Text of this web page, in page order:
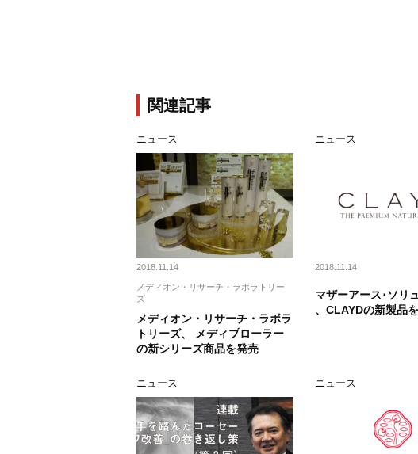
関連記事
ニュース
2018.11.14
メディオン・リサーチ・ラボラトリー
ズ
メディオン・リサーチ・ラボラ
トリーズ、 メディプローラー
の新シリーズ商品を発売
ニュース
2018.11.14
マザーアース･ソリ
、CLAYDの新製品
ニュース ニュース